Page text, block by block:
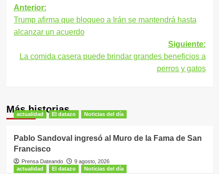
Navegación
de
entradas
Anterior:
Trump afirma que bloqueo a Irán se mantendrá hasta
alcanzar un acuerdo
Siguiente:
La comida casera puede brindar grandes beneficios a
perros y gatos
Más historias
actualidad El datazo Noticias del día
Pablo Sandoval ingresó al Muro de la Fama de San
Francisco
Prensa Dateando
9 agosto, 2026
actualidad
El datazo Noticias del día